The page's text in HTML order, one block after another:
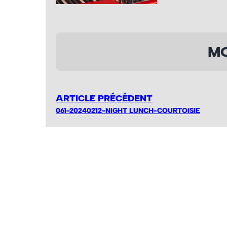
ARTICLE PRÉCÉDENT
061-20240212-NIGHT LUNCH-COURTOISIE